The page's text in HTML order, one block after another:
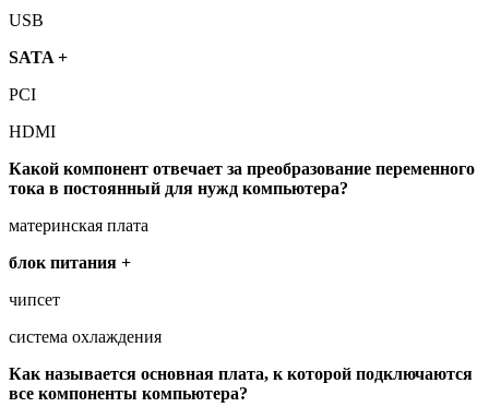
USB
SATA +
PCI
HDMI
Какой компонент отвечает за преобразование переменного
тока в постоянный для нужд компьютера?
материнская плата
блок питания +
чипсет
система охлаждения
Как называется основная плата, к которой подключаются
все компоненты компьютера?